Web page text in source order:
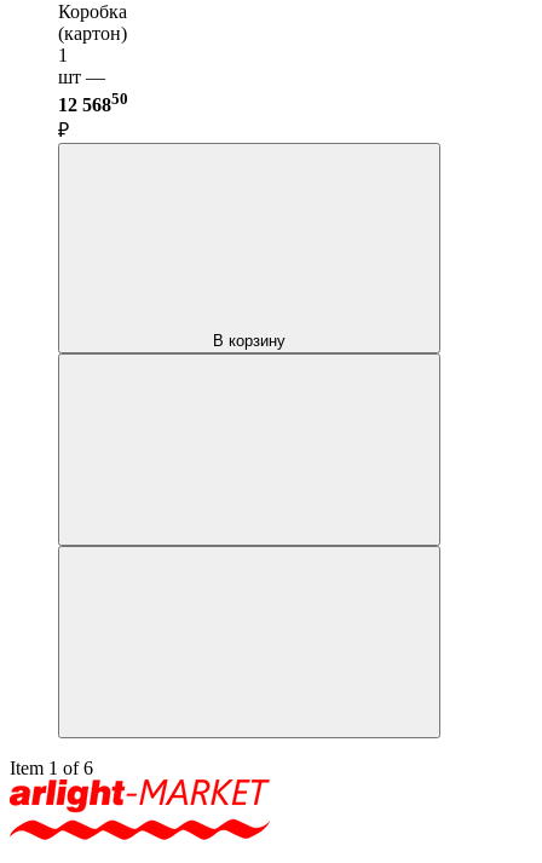
Коробка
(картон)
1
шт —
12 56850
₽
В корзину
Item 1 of 6